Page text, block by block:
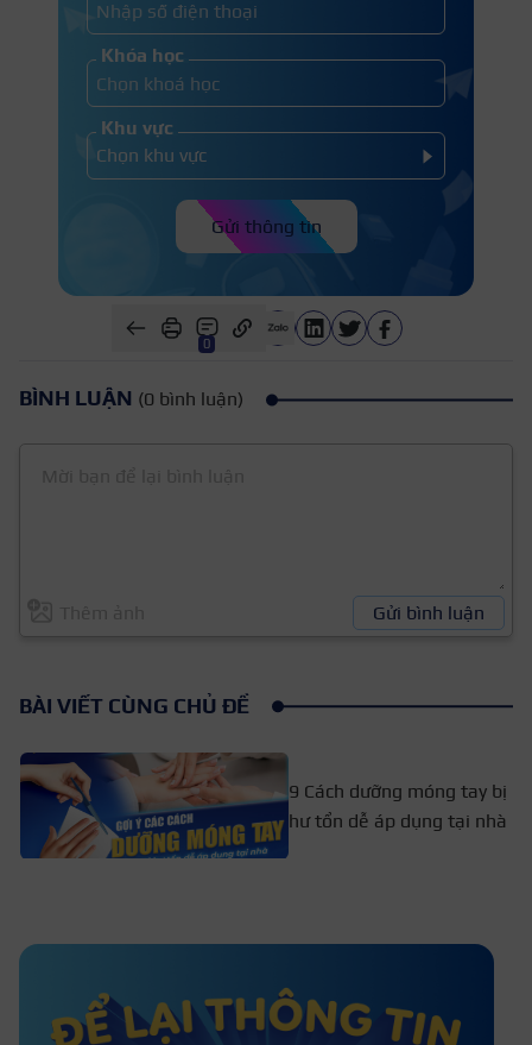
Khóa học
Khu vực
Gửi thông tin
0
BÌNH LUẬN (0 bình luận)
Gửi bình luận
BÀI VIẾT CÙNG CHỦ ĐỀ
9 Cách dưỡng móng tay bị
hư tổn dễ áp dụng tại nhà